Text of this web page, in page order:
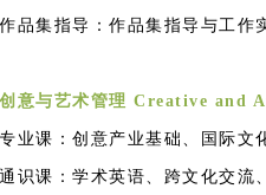
作品集指导：作品集指导与工作
创意与艺术管理 Creative and
专业课：创意产业基础、国际文
通识课：学术英语、跨文化交流